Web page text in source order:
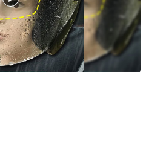
tetesan air tak mudah
Air yang menempel di kaca
menimbulkan jamur jika tidak
membuat helm Anda terbebas dari